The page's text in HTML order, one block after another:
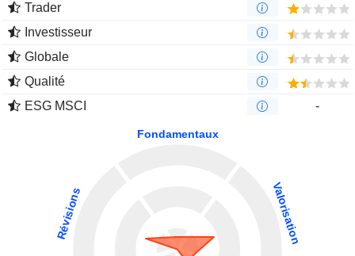
Trader
Investisseur
Globale
Qualité
ESG MSCI
-